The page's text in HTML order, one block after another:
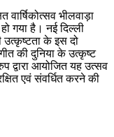
वार्षिकोत्सव भीलवाड़ा
गया है। नई दिल्ली
उत्कृष्टता के इस दो
की दुनिया के उत्कृष्ट
द्वारा आयोजित यह उत्सव
एवं संवर्धित करने की